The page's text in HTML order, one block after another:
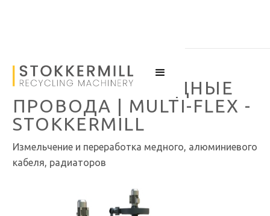
ГРАНУЛЯТОР МЕДНЫЕ
ПРОВОДА | MULTI-FLEX -
STOKKERMILL
Измельчение и переработка медного, алюминиевого
кабеля, радиаторов